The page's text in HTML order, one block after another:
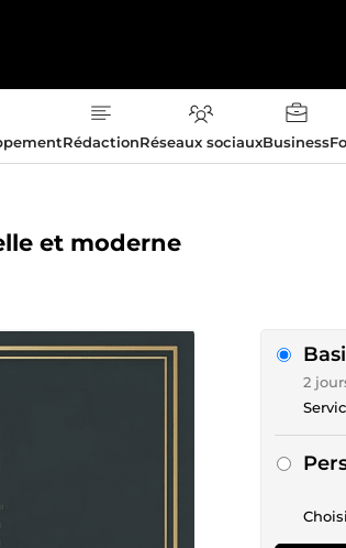
RédactionRéseaux sociauxBusiness
et moderne
2